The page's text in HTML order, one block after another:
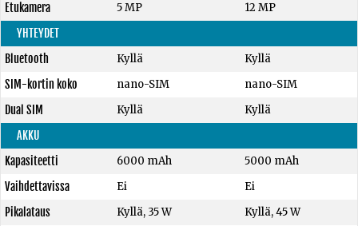
Etukamera
5 MP
12 MP
YHTEYDET
Bluetooth
Kyllä
Kyllä
SIM-kortin koko
nano-SIM
nano-SIM
Dual SIM
Kyllä
Kyllä
AKKU
Kapasiteetti
6000 mAh
5000 mAh
Vaihdettavissa
Ei
Ei
Pikalataus
Kyllä, 35 W
Kyllä, 45 W